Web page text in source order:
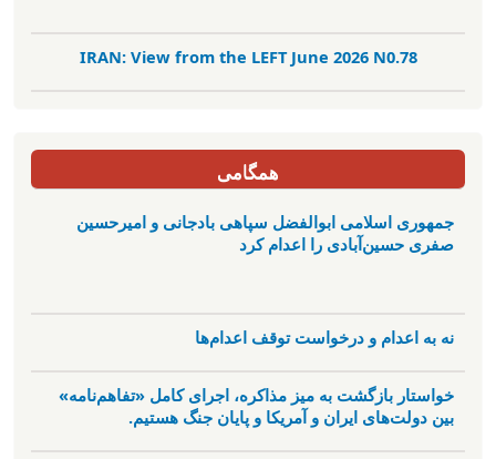
IRAN: View from the LEFT June 2026 N0.78
همگامی
جمهوری اسلامی ابوالفضل سپاهی بادجانی و امیرحسین
صفری حسین‌آبادی را اعدام کرد
نه به اعدام و درخواست توقف اعدام‌ها
خواستار بازگشت به میز مذاکره، اجرای کامل «تفاهم‌نامه»
بین دولت‌های ایران و آمریکا و پایان جنگ هستیم.